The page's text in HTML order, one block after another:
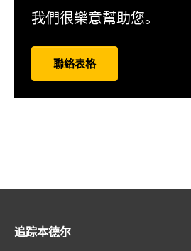
我們很樂意幫助您。
聯絡表格
追踪本德尔